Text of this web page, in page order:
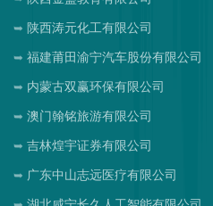
陕西涛元化工有限公司
福建莆田渝宁汽车股份有限公司
内蒙古双赢环保有限公司
澳门翰铭旅游有限公司
吉林煌宇证券有限公司
广东中山志远医疗有限公司